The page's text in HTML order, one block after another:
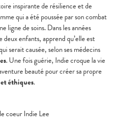
inspirante de résilience et de
qui a été poussée par son combat
ligne de soins. Dans les années
enfants, apprend qu’elle est
serait causée, selon ses médecins
. Une fois guérie, Indie croque la vie
beauté pour créer sa propre
éthiques.
coeur Indie Lee